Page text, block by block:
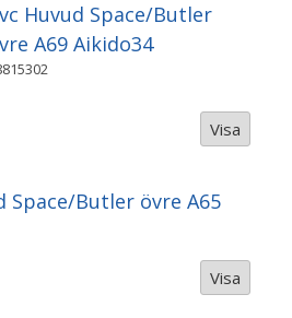
Huvud Space/Butler
A69 Aikido34
Visa
Space/Butler övre A65
Visa